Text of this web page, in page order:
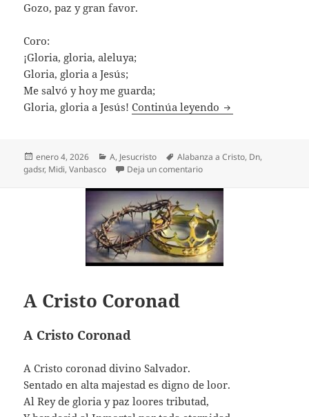
Gozo, paz y gran favor.
Coro:
¡Gloria, gloria, aleluya;
Gloria, gloria a Jesús;
Me salvó y hoy me guarda;
Gloria, gloria a Jesús!Continúa leyendo A Jesús
Publicado
el
enero 4, 2026 Categorías
A, Jesucristo Etiquetas
Alabanza a Cristo, Dn,
gadsr, Midi,Vanbasco Deja un comentarioen A Jesús Alabaremos
A Cristo Coronad
A Cristo Coronad
A Cristo coronad divino Salvador.
Sentado en alta majestad es digno de loor.
Al Rey de gloria y paz loores tributad,